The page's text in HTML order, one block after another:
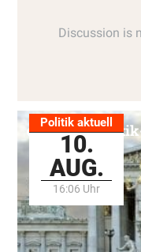
Politik aktuell
10.
AUG.
16:06 Uhr
Alle